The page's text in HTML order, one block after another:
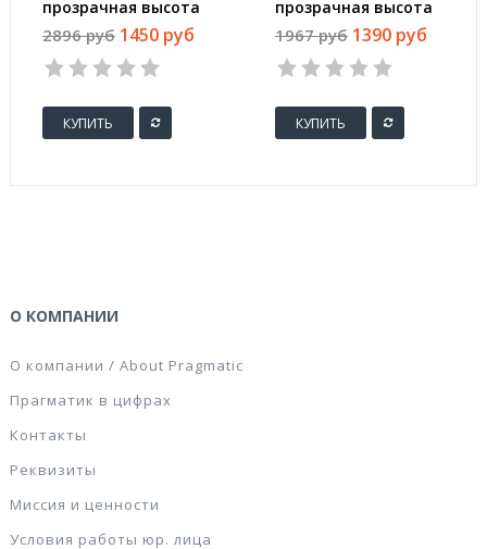
прозрачная высота
изделия 18 см
2896 руб 1450 руб
КУПИТЬ
прозрачная высота
изделия 20 см
1967 руб 1390 руб
КУПИТЬ
О КОМПАНИИ
О компании / About Pragmatic
Прагматик в цифрах
Контакты
Реквизиты
Миссия и ценности
Условия работы юр. лица